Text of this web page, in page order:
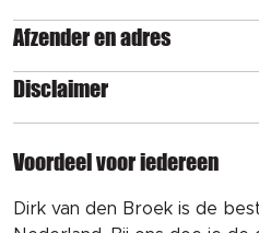
Afzender en adres
Disclaimer
Voordeel voor iedereen
Dirk van den Broek is de